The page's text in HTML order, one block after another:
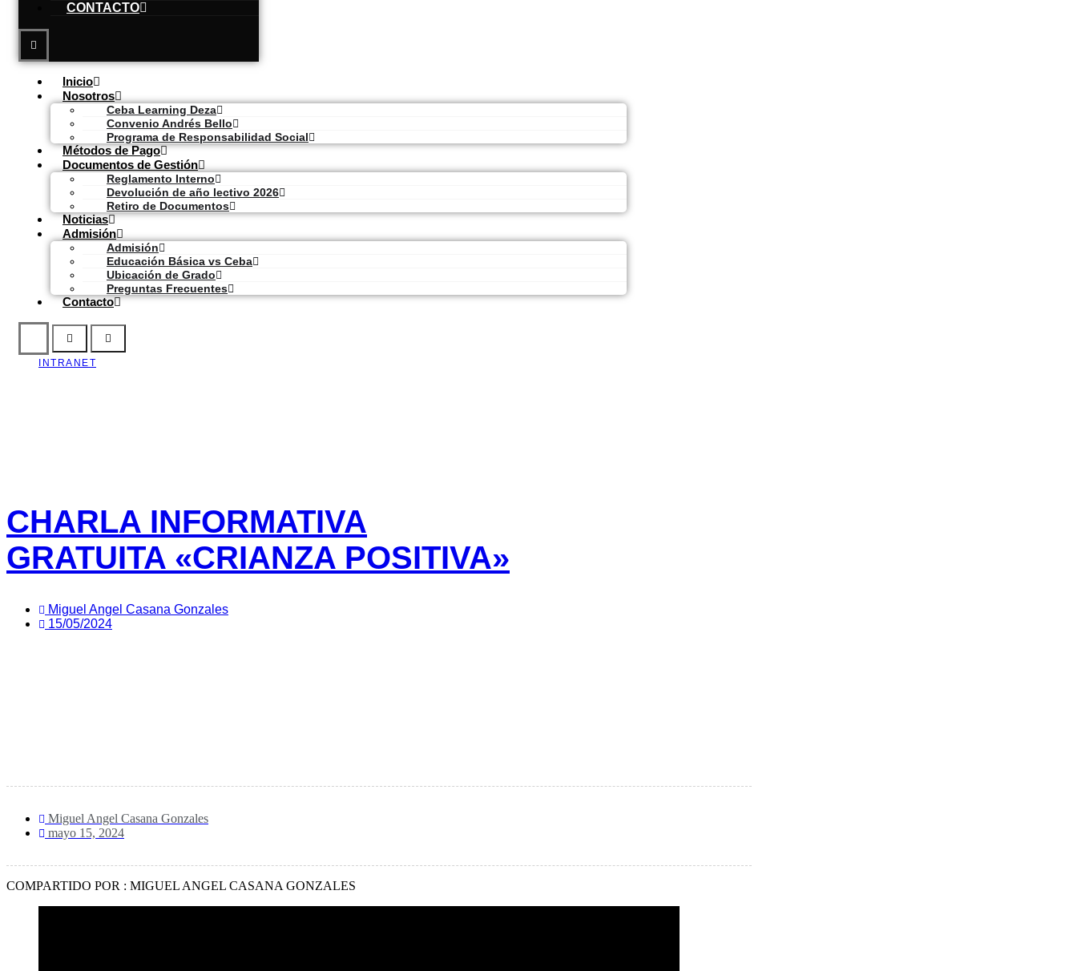
CONTACTO
Inicio
Nosotros
Ceba Learning Deza
Convenio Andrés Bello
Programa de Responsabilidad Social
Métodos de Pago
Documentos de Gestión
Reglamento Interno
Devolución de año lectivo 2026
Retiro de Documentos
Noticias
Admisión
Admisión
Educación Básica vs Ceba
Ubicación de Grado
Preguntas Frecuentes
Contacto
INTRANET
CHARLA INFORMATIVA
GRATUITA «CRIANZA POSITIVA»
Miguel Angel Casana Gonzales
15/05/2024
Miguel Angel Casana Gonzales
mayo 15, 2024
COMPARTIDO POR : MIGUEL ANGEL CASANA GONZALES